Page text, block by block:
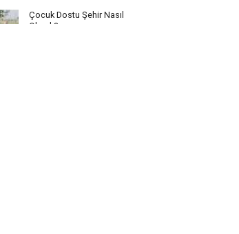
Çocuk Dostu Şehir Nasıl
Olmalı?